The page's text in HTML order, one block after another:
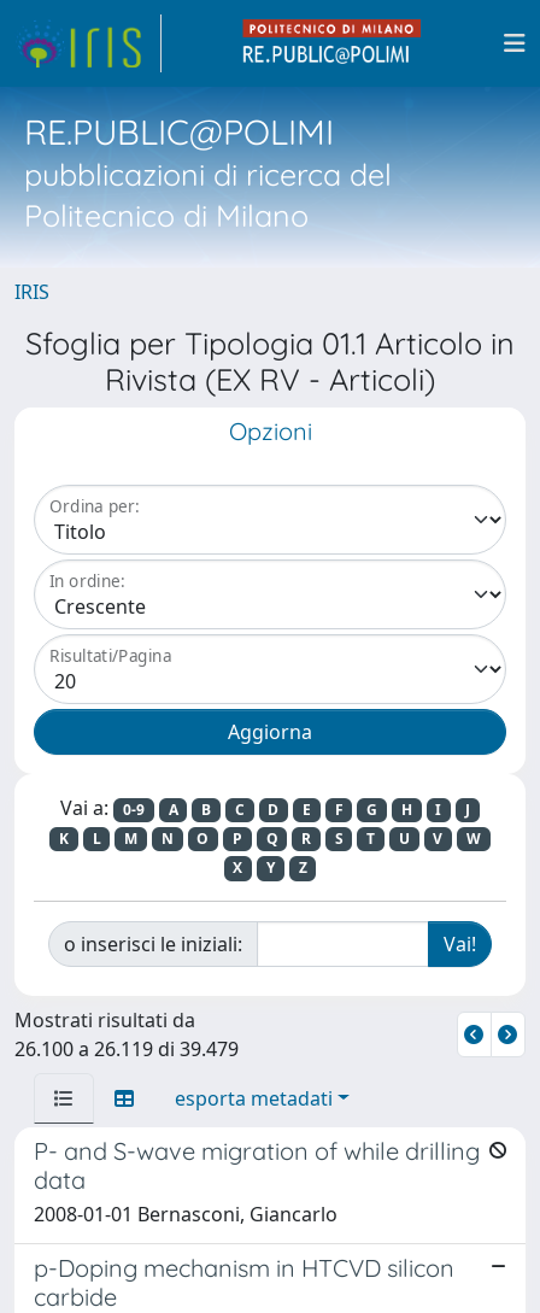
RE.PUBLIC@POLIMI
pubblicazioni di ricerca del
Politecnico di Milano
IRIS
Sfoglia per Tipologia 01.1 Articolo in
Rivista (EX RV - Articoli)
Opzioni
Ordina per:
In ordine:
Risultati/Pagina
Vai a: 0-9 A B C D E F G H I
J
K
L M N O P Q R S T U V
W
X
Y Z
o inserisci le iniziali:
Mostrati risultati da
26.100 a 26.119 di 39.479
esporta metadati
P- and S-wave migration of while drilling
data
2008-01-01 Bernasconi, Giancarlo
p-Doping mechanism in HTCVD silicon
carbide